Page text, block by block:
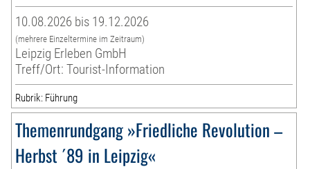
10.08.2026 bis 19.12.2026
(mehrere Einzeltermine im Zeitraum)
Leipzig Erleben GmbH
Treff/Ort: Tourist-Information
Rubrik: Führung
Themenrundgang »Friedliche Revolution –
Herbst ´89 in Leipzig«